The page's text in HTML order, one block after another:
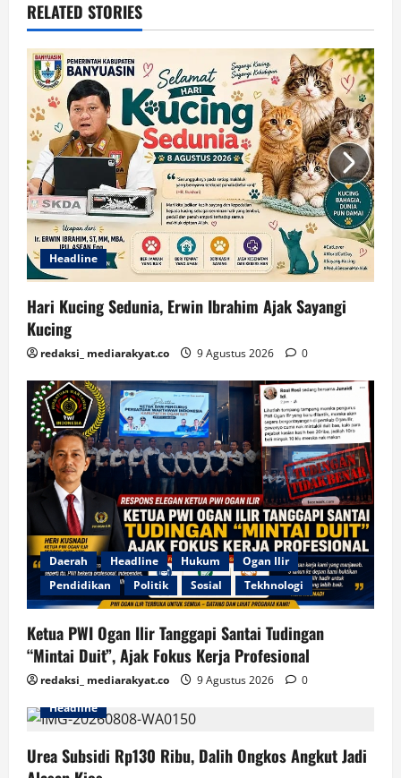
RELATED STORIES
Headline
Hari Kucing Sedunia, Erwin Ibrahim Ajak Sayangi
Kucing
redaksi_ mediarakyat.co 9 Agustus 2026 0
Daerah Headline Hukum
Ogan Ilir
Pendidikan
Politik Sosial Tekhnologi
Ketua PWI Ogan Ilir Tanggapi Santai Tudingan
“Mintai Duit”, Ajak Fokus Kerja Profesional
redaksi_ mediarakyat.co 9 Agustus 2026
0
Headline
Urea Subsidi Rp130 Ribu, Dalih Ongkos Angkut Jadi